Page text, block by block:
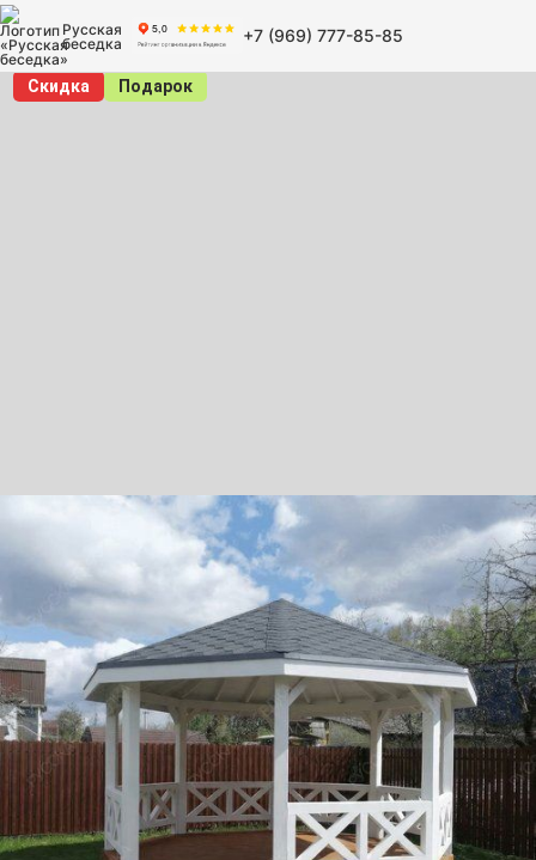
Русская
беседка
+7 (969) 777-85-85
Скидка Подарок